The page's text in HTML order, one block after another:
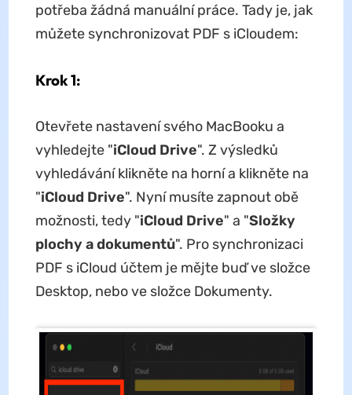
potřeba žádná manuální práce. Tady je, jak
můžete synchronizovat PDF s iCloudem:
Krok 1:
Otevřete nastavení svého MacBooku a
vyhledejte "iCloud Drive". Z výsledků
vyhledávání klikněte na horní a klikněte na
"iCloud Drive". Nyní musíte zapnout obě
možnosti, tedy "iCloud Drive" a "Složky
plochy a dokumentů". Pro synchronizaci
PDF s iCloud účtem je mějte buď ve složce
Desktop, nebo ve složce Dokumenty.